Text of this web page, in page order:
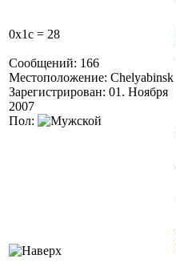
0x1c = 28
Сообщений: 166
Местоположение: Chelyabinsk
Зарегистрирован: 01. Ноября
2007
Пол: